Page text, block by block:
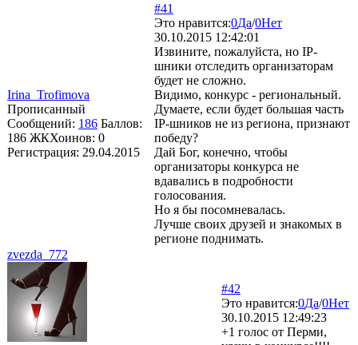
Irina_Trofimova
Прописанный
Сообщений: 186 Баллов:
186 ЖКХоинов: 0
Регистрация: 29.04.2015
#41
Это нравится:0Да/0Нет
30.10.2015 12:42:01
Извините, пожалуйста, но IP-
шники отследить организаторам
будет не сложно.
Видимо, конкурс - региональный.
Думаете, если будет большая часть
IP-шников не из региона, признают
победу?
Дай Бог, конечно, чтобы
организаторы конкурса не
вдавались в подробности
голосования.
Но я бы посомневалась.
Лучше своих друзей и знакомых в
регионе поднимать.
zvezda_772
#42
Это нравится:0Да/0Нет
30.10.2015 12:49:23
+1 голос от Перми,